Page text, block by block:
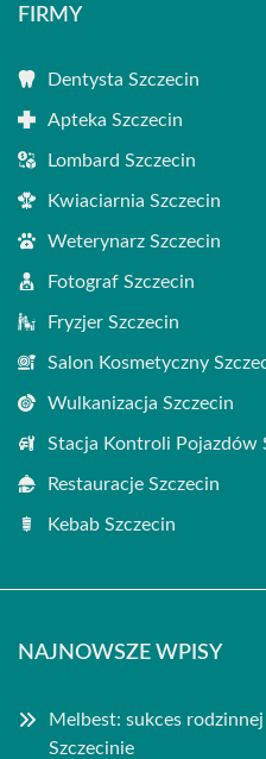
FIRMY
Dentysta Szczecin
Apteka Szczecin
Lombard Szczecin
Kwiaciarnia Szczecin
Weterynarz Szczecin
Fotograf Szczecin
Fryzjer Szczecin
Salon Kosmetyczny
Wulkanizacja Szczecin
Stacja Kontroli Pojazdów
Restauracje Szczecin
Kebab Szczecin
NAJNOWSZE WPISY
Melbest: sukces
Szczecinie